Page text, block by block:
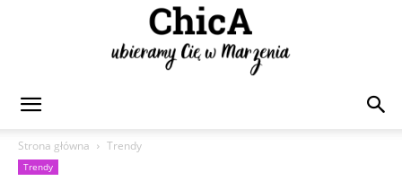
Strona główna
Trendy
Trendy